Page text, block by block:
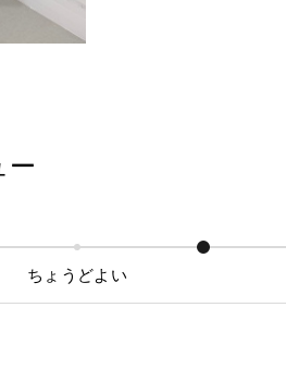
ー
ちょうどよい